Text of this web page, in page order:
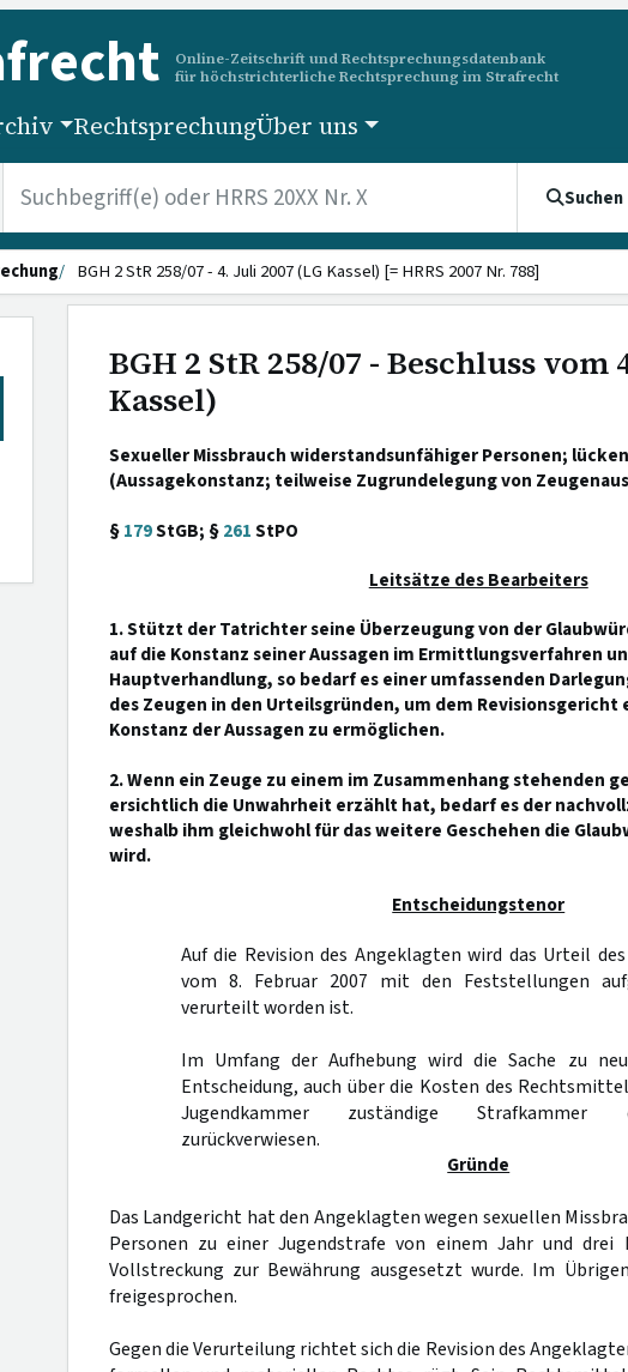
Online-Zeitschrift und Rechtsprechungsdatenbank
für höchstrichterliche Rechtsprechung im Strafrecht
RechtsprechungÜber uns
Suchen
BGH 2 StR 258/07 - 4. Juli 2007 (LG Kassel) [= HRRS 2007 Nr. 788]
BGH 2 StR 258/07 - Beschluss vom
Kassel)
Sexueller Missbrauch widerstandsunfähiger Personen;
(Aussagekonstanz; teilweise Zugrundelegung von
§179StGB; §261StPO
Leitsätze des Bearbeiters
1. Stützt der Tatrichter seine Überzeugung von der
auf die Konstanz seiner Aussagen im Ermittlungsverfahren
Hauptverhandlung, so bedarf es einer umfassenden
des Zeugen in den Urteilsgründen, um dem Revisionsgericht
Konstanz der Aussagen zu ermöglichen.
2. Wenn ein Zeuge zu einem im Zusammenhang stehenden
ersichtlich die Unwahrheit erzählt hat, bedarf es der
weshalb ihm gleichwohl für das weitere Geschehen die
wird.
Entscheidungstenor
Auf die Revision des Angeklagten wird das Urteil
vom 8. Februar 2007 mit den Feststellungen
verurteilt worden ist.
Im Umfang der Aufhebung wird die Sache zu
Entscheidung, auch über die Kosten des
Jugendkammer zuständige Strafkammer
zurückverwiesen.
Gründe
Das Landgericht hat den Angeklagten wegen sexuellen
Personen zu einer Jugendstrafe von einem Jahr und drei
Vollstreckung zur Bewährung ausgesetzt wurde. Im
freigesprochen.
Gegen die Verurteilung richtet sich die Revision des